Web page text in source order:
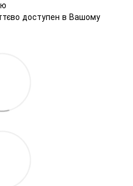
доступен в Вашому